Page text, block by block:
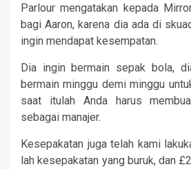
Parlour mengatakan kepada
bagi Aaron, karena dia ada di
ingin mendapat kesempatan.
Dia ingin bermain sepak bola,
bermain minggu demi minggu
saat itulah Anda harus
sebagai manajer.
Kesepakatan juga telah kami
lah kesepakatan yang buruk, dan